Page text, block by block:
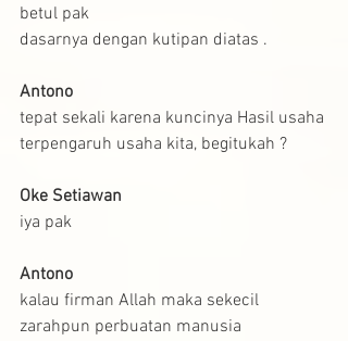
betul pak
dasarnya dengan kutipan diatas .
Antono
tepat sekali karena kuncinya Hasil usaha
terpengaruh usaha kita, begitukah ?
Oke Setiawan
iya pak
Antono
kalau firman Allah maka sekecil
zarahpun perbuatan manusia